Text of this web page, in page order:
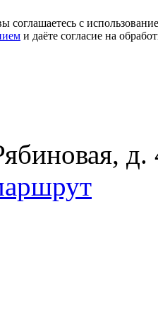
соглашаетесь с
и даёте согласие на
д.